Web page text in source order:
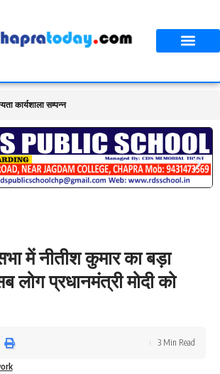
कार्यशाला सम्पन्न
में नीतीश कुमार का बड़ा
लोग प्रधानमंत्री मोदी को
3 Min Read